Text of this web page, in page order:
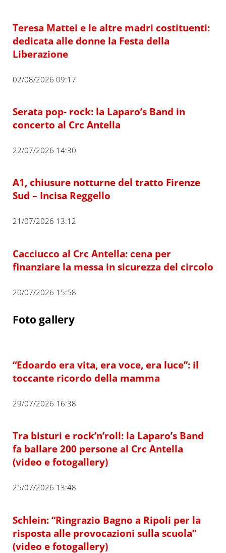
Teresa Mattei e le altre madri costituenti:
dedicata alle donne la Festa della
Liberazione
02/08/2026 09:17
Serata pop- rock: la Laparo’s Band in
concerto al Crc Antella
22/07/2026 14:30
A1, chiusure notturne del tratto Firenze
Sud – Incisa Reggello
21/07/2026 13:12
Cacciucco al Crc Antella: cena per
finanziare la messa in sicurezza del circolo
20/07/2026 15:58
Foto gallery
“Edoardo era vita, era voce, era luce”: il
toccante ricordo della mamma
29/07/2026 16:38
Tra bisturi e rock’n’roll: la Laparo’s Band
fa ballare 200 persone al Crc Antella
(video e fotogallery)
25/07/2026 13:48
Schlein: “Ringrazio Bagno a Ripoli per la
risposta alle provocazioni sulla scuola”
(video e fotogallery)